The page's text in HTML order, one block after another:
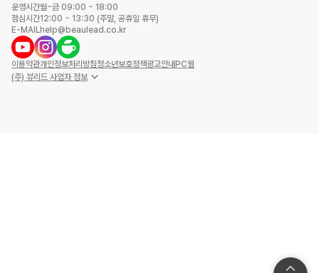
운영시간월~금 09:00 ~ 18:00
점심시간12:00 ~ 13:30 (주말, 공휴일 휴무)
E-MAILhelp@beaulead.co.kr
이용약관개인정보처리방침청소년보호정책광고안내 PC웹
(주) 뷰리드 사업자 정보